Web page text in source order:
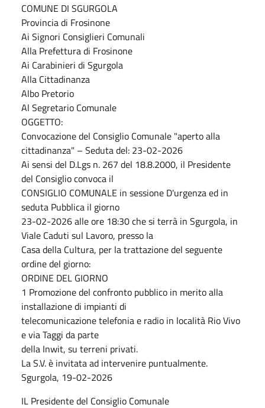
COMUNE DI SGURGOLA
Provincia di Frosinone
Ai Signori Consiglieri Comunali
Alla Prefettura di Frosinone
Ai Carabinieri di Sgurgola
Alla Cittadinanza
Albo Pretorio
Al Segretario Comunale
OGGETTO:
Convocazione del Consiglio Comunale "aperto alla
cittadinanza" – Seduta del: 23-02-2026
Ai sensi del D.Lgs n. 267 del 18.8.2000, il Presidente
del Consiglio convoca il
CONSIGLIO COMUNALE in sessione D'urgenza ed in
seduta Pubblica il giorno
23-02-2026 alle ore 18:30 che si terrà in Sgurgola, in
Viale Caduti sul Lavoro, presso la
Casa della Cultura, per la trattazione del seguente
ordine del giorno:
ORDINE DEL GIORNO
1 Promozione del confronto pubblico in merito alla
installazione di impianti di
telecomunicazione telefonia e radio in località Rio Vivo
e via Taggi da parte
della Inwit, su terreni privati.
La S.V. è invitata ad intervenire puntualmente.
Sgurgola, 19-02-2026
IL Presidente del Consiglio Comunale